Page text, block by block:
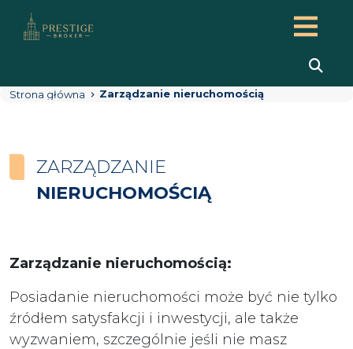
Strona główna Zarządzanie nieruchomością
ZARZĄDZANIE
NIERUCHOMOŚCIĄ
Zarządzanie nieruchomością:
Posiadanie nieruchomości może być nie tylko
źródłem satysfakcji i inwestycji, ale także
wyzwaniem, szczególnie jeśli nie masz